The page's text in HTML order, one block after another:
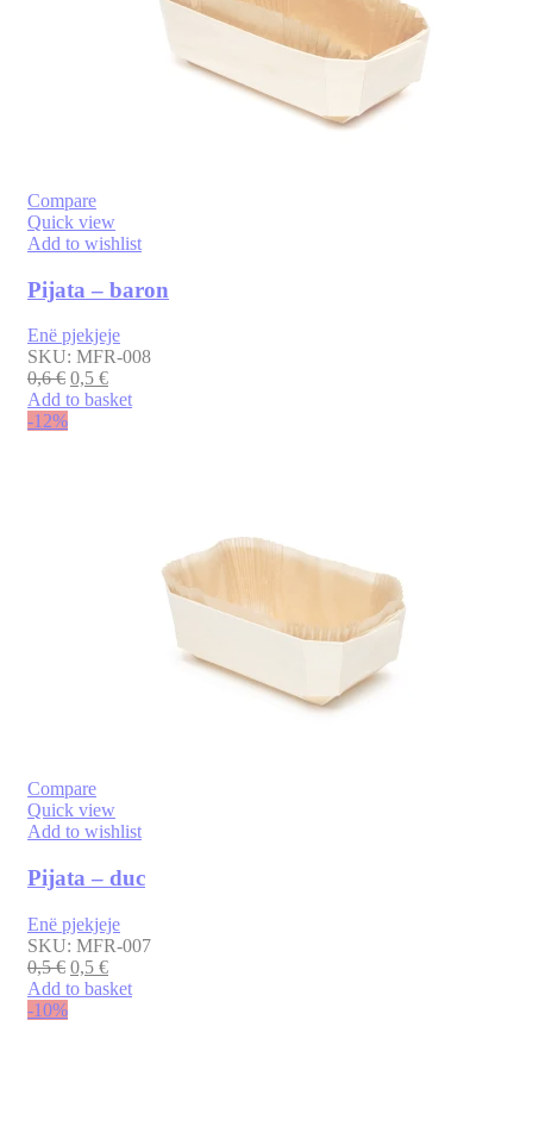
Compare
Quick view
Add to wishlist
Pijata – baron
Enë pjekjeje
SKU: MFR-008
0,6€ 0,5 €
Add to basket
-12%
Compare
Quick view
Add to wishlist
Pijata – duc
Enë pjekjeje
SKU: MFR-007
0,5€ 0,5 €
Add to basket
-10%